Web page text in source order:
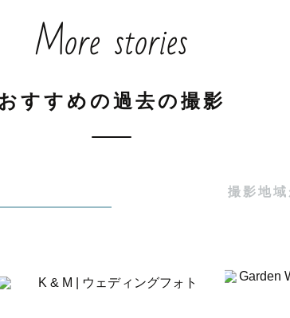
な写真を撮ります♡
ご相談ください📷
スト（下記以外も対応可能です！）
More stories
おすすめの過去の撮影
撮影地域